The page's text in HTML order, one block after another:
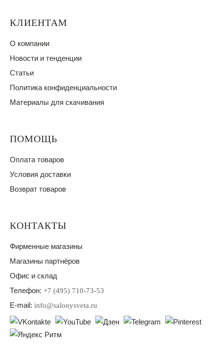
КЛИЕНТАМ
О компании
Новости и тенденции
Статьи
Политика конфиденциальности
Материалы для скачивания
ПОМОЩЬ
Оплата товаров
Условия доставки
Возврат товаров
КОНТАКТЫ
Фирменные магазины
Магазины партнёров
Офис и склад
Телефон: +7 (495) 710-73-53
E-mail: info@salonysveta.ru